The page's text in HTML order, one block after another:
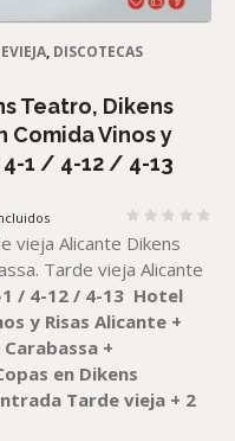
, DISCOTECAS
Teatro, Dikens
Comida Vinos y
4-1 / 4-12 / 4-13
vieja Alicante Dikens
Tarde vieja Alicante
/ 4-12 / 4-13 Hotel
y Risas Alicante +
+
en Dikens
Tarde vieja + 2